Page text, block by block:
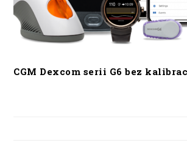
CGM Dexcom serii G6 bez